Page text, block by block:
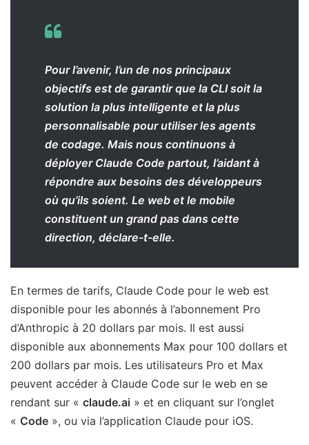
Pour l’avenir, l’un de nos principaux
objectifs est de garantir que la CLI soit la
solution la plus intelligente et la plus
personnalisable pour utiliser les agents
de codage. Mais nous continuons à
déployer Claude Code partout, l’aidant à
répondre aux besoins des développeurs
où qu’ils soient. Le web et le mobile
constituent un grand pas dans cette
direction, déclare-t-elle.
En termes de tarifs, Claude Code pour le web est
disponible pour les abonnés à l’abonnement Pro
d’Anthropic à 20 dollars par mois. Il est aussi
disponible aux abonnements Max pour 100 dollars et
200 dollars par mois. Les utilisateurs Pro et Max
peuvent accéder à Claude Code sur le web en se
rendant sur « claude.ai » et en cliquant sur l’onglet
« Code », ou via l’application Claude pour iOS.